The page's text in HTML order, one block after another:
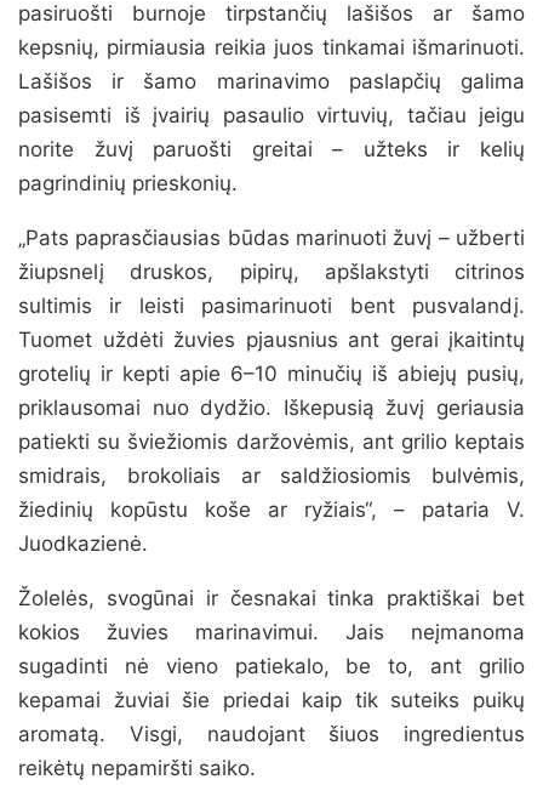
pasiruošti burnoje tirpstančių lašišos ar šamo
kepsnių, pirmiausia reikia juos tinkamai išmarinuoti.
Lašišos ir šamo marinavimo paslapčių galima
pasisemti iš įvairių pasaulio virtuvių, tačiau jeigu
norite žuvį paruošti greitai – užteks ir kelių
pagrindinių prieskonių.
„Pats paprasčiausias būdas marinuoti žuvį – užberti
žiupsnelį druskos, pipirų, apšlakstyti citrinos
sultimis ir leisti pasimarinuoti bent pusvalandį.
Tuomet uždėti žuvies pjausnius ant gerai įkaitintų
grotelių ir kepti apie 6–10 minučių iš abiejų pusių,
priklausomai nuo dydžio. Iškepusią žuvį geriausia
patiekti su šviežiomis daržovėmis, ant grilio keptais
smidrais, brokoliais ar saldžiosiomis bulvėmis,
žiedinių kopūstu koše ar ryžiais“, – pataria V.
Juodkazienė.
Žolelės, svogūnai ir česnakai tinka praktiškai bet
kokios žuvies marinavimui. Jais neįmanoma
sugadinti nė vieno patiekalo, be to, ant grilio
kepamai žuviai šie priedai kaip tik suteiks puikų
aromatą. Visgi, naudojant šiuos ingredientus
reikėtų nepamiršti saiko.